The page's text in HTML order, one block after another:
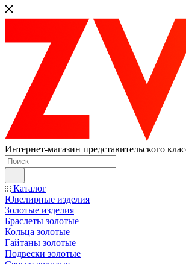
Интернет-магазин представительского
Каталог
Ювелирные изделия
Золотые изделия
Браслеты золотые
Кольца золотые
Гайтаны золотые
Подвески золотые